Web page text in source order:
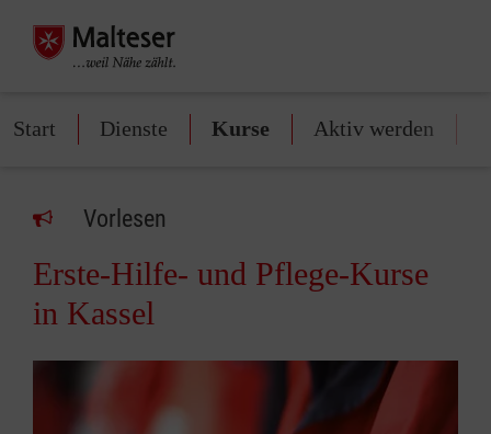
Start Dienste Kurse Aktiv werden
Vorlesen
Erste-Hilfe- und Pflege-Kurse
in Kassel